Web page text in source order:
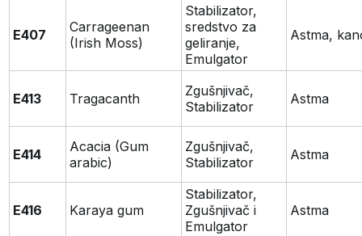
E407
Carrageenan
(Irish Moss)
Stabilizator,
sredstvo za
geliranje,
Emulgator
Astma,
E413 Tragacanth
Zgušnjivač,
Stabilizator
Astma
E414
Acacia (Gum
arabic)
Zgušnjivač,
Stabilizator
Astma
E416 Karaya gum
Stabilizator,
Zgušnjivač i
Emulgator
Astma